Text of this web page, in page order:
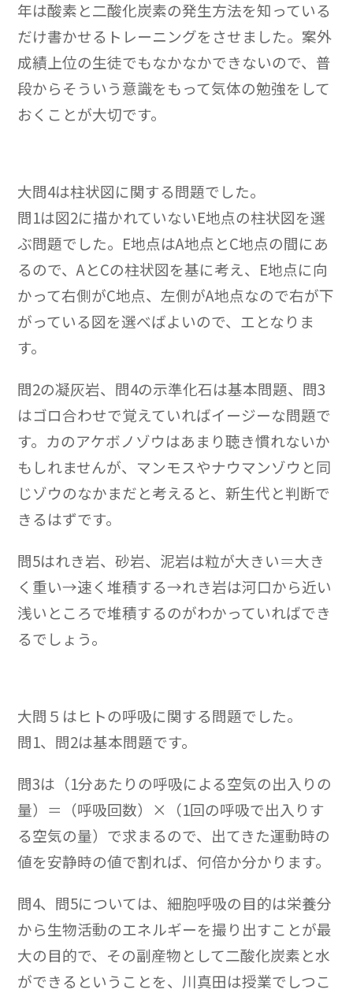
年は酸素と二酸化炭素の発生方法を知っている
だけ書かせるトレーニングをさせました。案外
成績上位の生徒でもなかなかできないので、普
段からそういう意識をもって気体の勉強をして
おくことが大切です。
大問4は柱状図に関する問題でした。
問1は図2に描かれていないE地点の柱状図を選
ぶ問題でした。E地点はA地点とC地点の間にあ
るので、AとCの柱状図を基に考え、E地点に向
かって右側がC地点、左側がA地点なので右が下
がっている図を選べばよいので、エとなりま
す。
問2の凝灰岩、問4の示準化石は基本問題、問3
はゴロ合わせで覚えていればイージーな問題で
す。カのアケボノゾウはあまり聴き慣れないか
もしれませんが、マンモスやナウマンゾウと同
じゾウのなかまだと考えると、新生代と判断で
きるはずです。
問5はれき岩、砂岩、泥岩は粒が大きい＝大き
く重い→速く堆積する→れき岩は河口から近い
浅いところで堆積するのがわかっていればでき
るでしょう。
大問５はヒトの呼吸に関する問題でした。
問1、問2は基本問題です。
問3は（1分あたりの呼吸による空気の出入りの
量）＝（呼吸回数）×（1回の呼吸で出入りす
る空気の量）で求まるので、出てきた運動時の
値を安静時の値で割れば、何倍か分かります。
問4、問5については、細胞呼吸の目的は栄養分
から生物活動のエネルギーを撮り出すことが最
大の目的で、その副産物として二酸化炭素と水
ができるということを、川真田は授業でしつこ